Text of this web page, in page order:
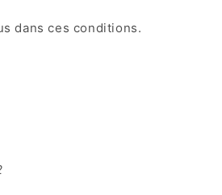
dans ces conditions.